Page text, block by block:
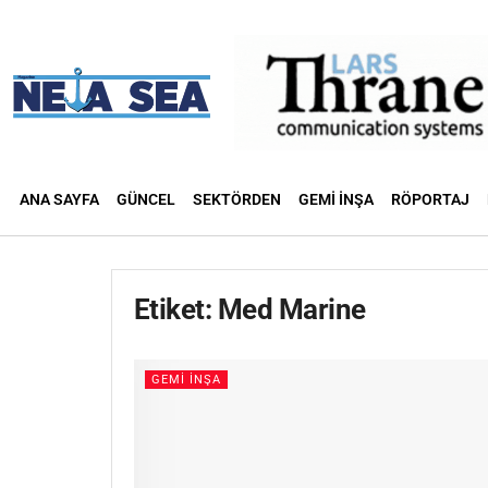
ANA SAYFA GÜNCEL SEKTÖRDEN GEMI İNŞA RÖPORTAJ
Etiket: Med Marine
GEMI İNŞA